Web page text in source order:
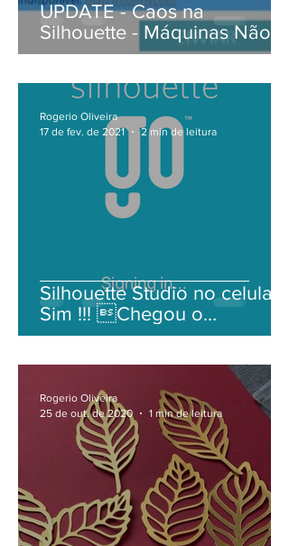
UPDATE - Caos na
Silhouette - Máquinas Não
conectam mais!!!
Silhouette Studio no celular?
Sim !!! Chegou o
Silhouette Go! Update!!!
Rogerio Oliveira
17 de fev. de 2021
2 min de leitura
Rogerio Oliveira
25 de out. de 2020
1 min de leitura